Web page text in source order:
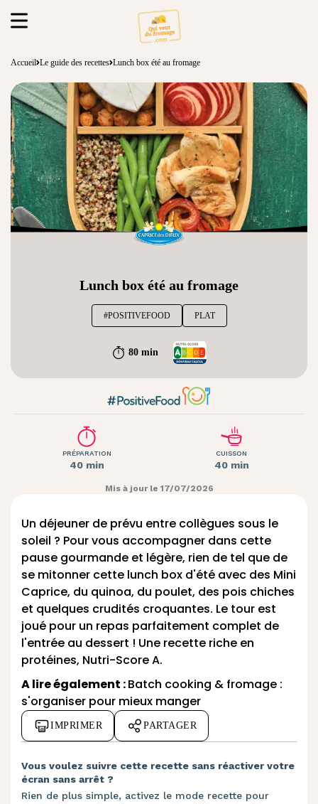
Accueil Le guide des recettes Lunch box été au fromage
Lunch box été au fromage
#POSITIVEFOOD PLAT
80 min
PRÉPARATION
40 min
CUISSON
40 min
Mis à jour le 17/07/2026
Un déjeuner de prévu entre collègues sous le
soleil ? Pour vous accompagner dans cette
pause gourmande et légère, rien de tel que de
se mitonner cette lunch box d'été avec des Mini
Caprice, du quinoa, du poulet, des pois chiches
et quelques crudités croquantes. Le tour est
joué pour un repas parfaitement complet de
l'entrée au dessert ! Une recette riche en
protéines, Nutri-Score A.
A lire également :Batch cooking & fromage :
s'organiser pour mieux manger
IMPRIMER PARTAGER
Vous voulez suivre cette recette sans réactiver votre
écran sans arrêt ?
Rien de plus simple, activez le mode recette pour